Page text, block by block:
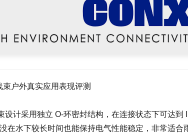
户外真实应用表现评测
设计采用独立 O‑环密封结构，在连接状态下可达到
在水下较长时间也能保持电气性能稳定，非常适